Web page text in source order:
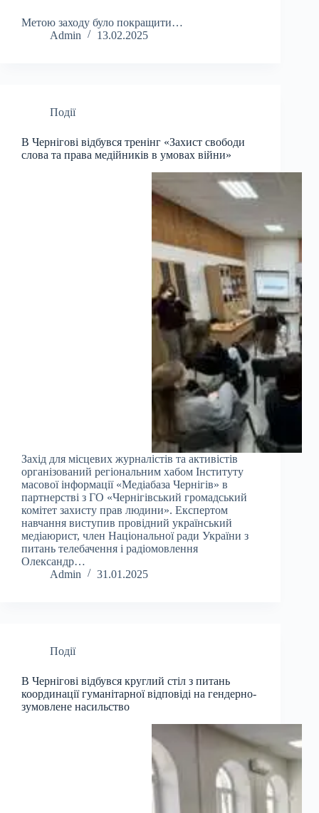
Метою заходу було покращити…
Admin
13.02.2025
Події
В Чернігові відбувся тренінг «Захист свободи
слова та права медійників в умовах війни»
Захід для місцевих журналістів та активістів
організований регіональним хабом Інституту
масової інформації «Медіабаза Чернігів» в
партнерстві з ГО «Чернігівський громадський
комітет захисту прав людини». Експертом
навчання виступив провідний український
медіаюрист, член Національної ради України з
питань телебачення і радіомовлення
Олександр…
Admin
31.01.2025
Події
В Чернігові відбувся круглий стіл з питань
координації гуманітарної відповіді на гендерно-
зумовлене насильство